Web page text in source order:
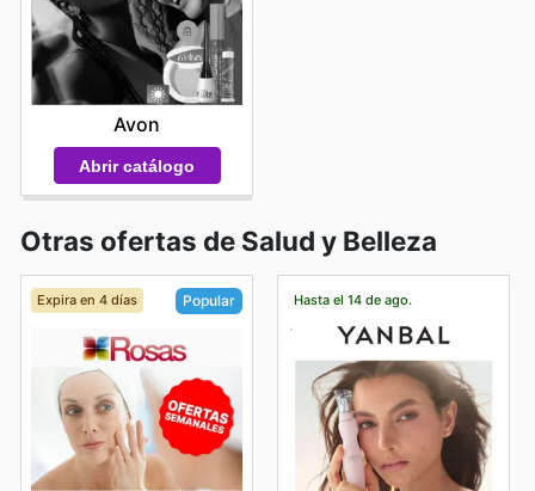
Avon
Abrir catálogo
Otras ofertas de Salud y Belleza
Expira en 4 días Popular Hasta el 14 de ago.